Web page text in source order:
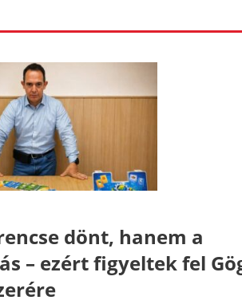
dönt, hanem a
– ezért figyeltek fel